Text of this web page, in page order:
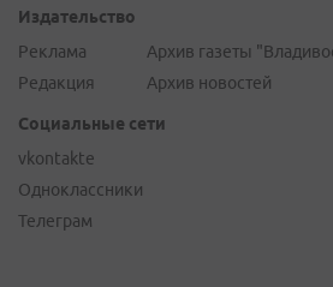
Издательство
Реклама
Редакция
Архив газеты
Архив новостей
Социальные сети
vkontakte
Одноклассники
Телеграм